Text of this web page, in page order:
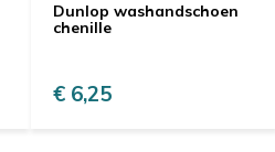
Dunlop washandschoen
chenille
€ 6,25